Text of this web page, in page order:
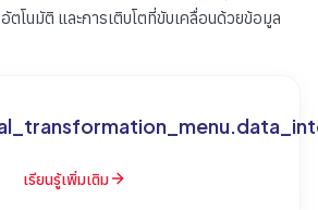
ตโนมัติ และการเติบโตที่ขับเคลื่อนด้วยข้อมูล
เรียนรู้เพิ่มเติม